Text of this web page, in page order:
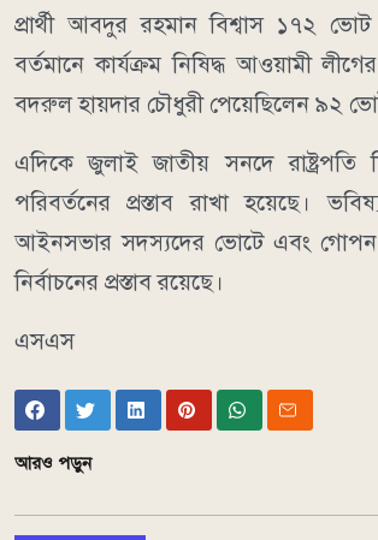
প্রার্থী আবদুর রহমান বিশ্বাস ১৭২
বর্তমানে কার্যক্রম নিষিদ্ধ আওয়ামী লীগের
বদরুল হায়দার চৌধুরী পেয়েছিলেন ৯২
এদিকে জুলাই জাতীয় সনদে রাষ্ট্রপতি
পরিবর্তনের প্রস্তাব রাখা হয়েছে।
আইনসভার সদস্যদের ভোটে এবং গোপন
নির্বাচনের প্রস্তাব রয়েছে।
এসএস
আরও পড়ুন